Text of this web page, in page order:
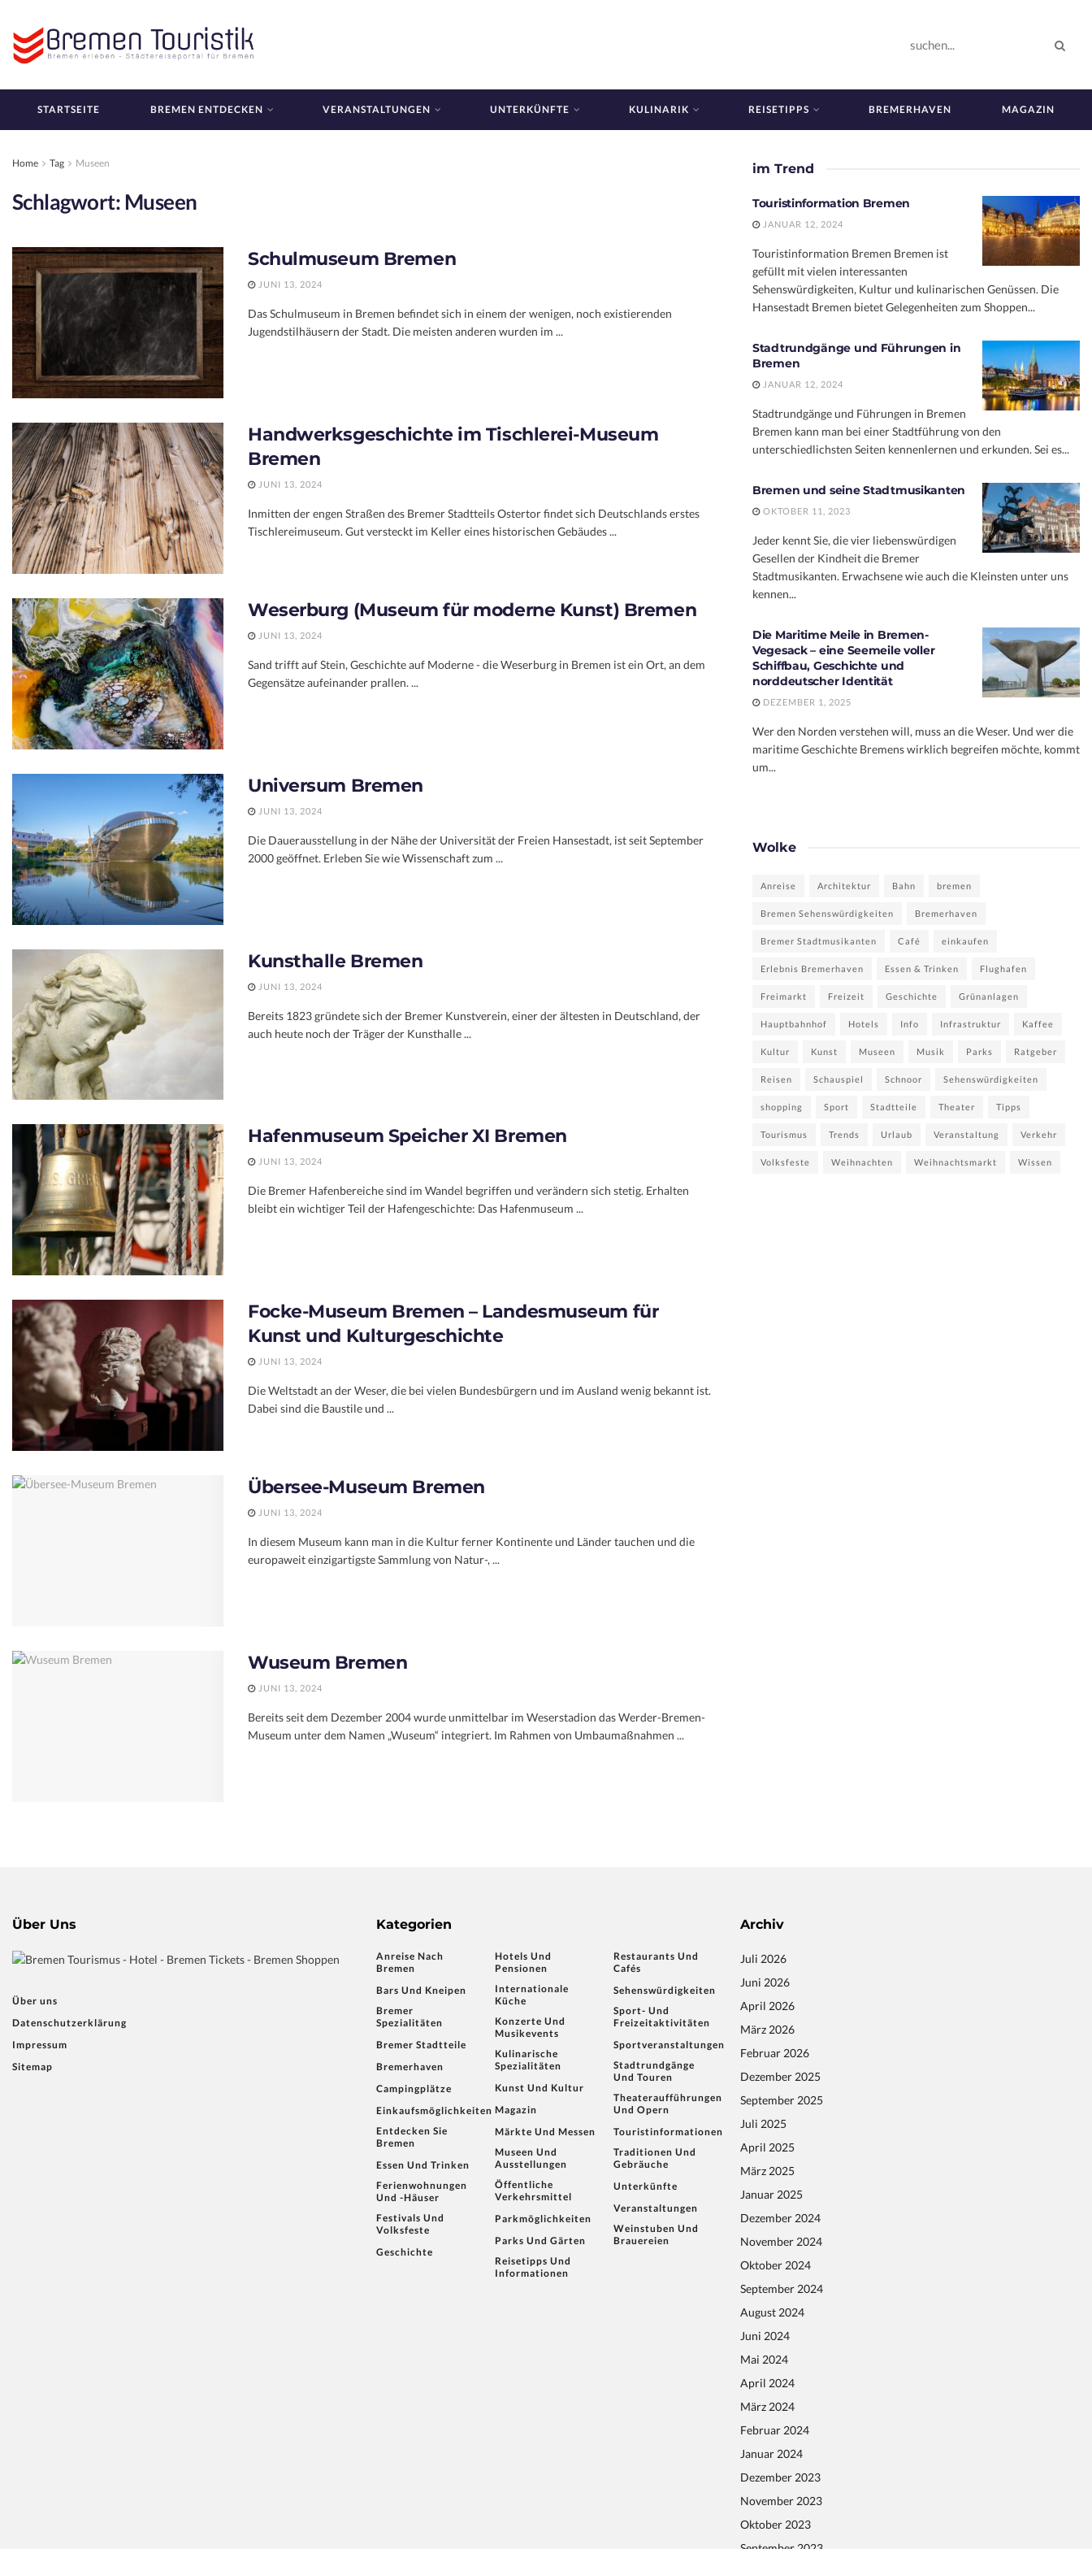
STARTSEITE BREMEN ENTDECKEN VERANSTALTUNGEN UNTERKÜNFTE KULINARIK REISETIPPS BREMERHAVEN MAGAZIN
Home Tag Museen
Schlagwort:Museen
Schulmuseum Bremen
JUNI 13, 2024
Das Schulmuseum in Bremen befindet sich in einem der wenigen, noch existierenden
Jugendstilhäusern der Stadt. Die meisten anderen wurden im ...
Handwerksgeschichte im Tischlerei-Museum
Bremen
JUNI 13, 2024
Inmitten der engen Straßen des Bremer Stadtteils Ostertor findet sich Deutschlands erstes
Tischlereimuseum. Gut versteckt im Keller eines historischen Gebäudes ...
Weserburg (Museum für moderne Kunst) Bremen
JUNI 13, 2024
Sand trifft auf Stein, Geschichte auf Moderne - die Weserburg in Bremen ist ein Ort, an dem
Gegensätze aufeinander prallen. ...
Universum Bremen
JUNI 13, 2024
Die Dauerausstellung in der Nähe der Universität der Freien Hansestadt, ist seit September
2000 geöffnet. Erleben Sie wie Wissenschaft zum ...
Kunsthalle Bremen
JUNI 13, 2024
Bereits 1823 gründete sich der Bremer Kunstverein, einer der ältesten in Deutschland, der
auch heute noch der Träger der Kunsthalle ...
Hafenmuseum Speicher XI Bremen
JUNI 13, 2024
Die Bremer Hafenbereiche sind im Wandel begriffen und verändern sich stetig. Erhalten
bleibt ein wichtiger Teil der Hafengeschichte: Das Hafenmuseum ...
Focke-Museum Bremen – Landesmuseum für
Kunst und Kulturgeschichte
JUNI 13, 2024
Die Weltstadt an der Weser, die bei vielen Bundesbürgern und im Ausland wenig bekannt ist.
Dabei sind die Baustile und ...
Übersee-Museum Bremen
JUNI 13, 2024
In diesem Museum kann man in die Kultur ferner Kontinente und Länder tauchen und die
europaweit einzigartigste Sammlung von Natur-, ...
Wuseum Bremen
JUNI 13, 2024
Bereits seit dem Dezember 2004 wurde unmittelbar im Weserstadion das Werder-Bremen-
Museum unter dem Namen „Wuseum“ integriert. Im Rahmen von Umbaumaßnahmen ...
im Trend
Touristinformation Bremen
JANUAR 12, 2024
Touristinformation Bremen Bremen ist
gefüllt mit vielen interessanten
Sehenswürdigkeiten, Kultur und kulinarischen Genüssen. Die
Hansestadt Bremen bietet Gelegenheiten zum Shoppen...
Stadtrundgänge und Führungen in
Bremen
JANUAR 12, 2024
Stadtrundgänge und Führungen in Bremen
Bremen kann man bei einer Stadtführung von den
unterschiedlichsten Seiten kennenlernen und erkunden. Sei es...
Bremen und seine Stadtmusikanten
OKTOBER 11, 2023
Jeder kennt Sie, die vier liebenswürdigen
Gesellen der Kindheit die Bremer
Stadtmusikanten. Erwachsene wie auch die Kleinsten unter uns
kennen...
Die Maritime Meile in Bremen-
Vegesack – eine Seemeile voller
Schiffbau, Geschichte und
norddeutscher Identität
DEZEMBER 1, 2025
Wer den Norden verstehen will, muss an die Weser. Und wer die
maritime Geschichte Bremens wirklich begreifen möchte, kommt
um...
Wolke
Anreise Architektur Bahn bremen
Bremen Sehenswürdigkeiten Bremerhaven
Bremer Stadtmusikanten Café einkaufen
Erlebnis Bremerhaven Essen & Trinken Flughafen
Freimarkt Freizeit Geschichte Grünanlagen
Hauptbahnhof Hotels Info Infrastruktur Kaffee
Kultur Kunst Museen Musik Parks Ratgeber
Reisen Schauspiel Schnoor Sehenswürdigkeiten
shopping Sport Stadtteile Theater Tipps
Tourismus Trends Urlaub Veranstaltung Verkehr
Volksfeste Weihnachten Weihnachtsmarkt Wissen
Über Uns
Über uns
Datenschutzerklärung
Impressum
Sitemap
Kategorien
Anreise Nach
Bremen
Bars Und Kneipen
Bremer
Spezialitäten
Bremer Stadtteile
Bremerhaven
Campingplätze
Einkaufsmöglichkeiten
Entdecken Sie
Bremen
Essen Und Trinken
Ferienwohnungen
Und -häuser
Festivals Und
Volksfeste
Geschichte
Hotels Und
Pensionen
Internationale
Küche
Konzerte Und
Musikevents
Kulinarische
Spezialitäten
Kunst Und Kultur
Magazin
Märkte Und Messen
Museen Und
Ausstellungen
Öffentliche
Verkehrsmittel
Parkmöglichkeiten
Parks Und Gärten
Reisetipps Und
Informationen
Restaurants Und
Cafés
Sehenswürdigkeiten
Sport- Und
Freizeitaktivitäten
Sportveranstaltungen
Stadtrundgänge
Und Touren
Theateraufführungen
Und Opern
Touristinformationen
Traditionen Und
Gebräuche
Unterkünfte
Veranstaltungen
Weinstuben Und
Brauereien
Archiv
Juli 2026
Juni 2026
April 2026
März 2026
Februar 2026
Dezember 2025
September 2025
Juli 2025
April 2025
März 2025
Januar 2025
Dezember 2024
November 2024
Oktober 2024
September 2024
August 2024
Juni 2024
Mai 2024
April 2024
März 2024
Februar 2024
Januar 2024
Dezember 2023
November 2023
Oktober 2023